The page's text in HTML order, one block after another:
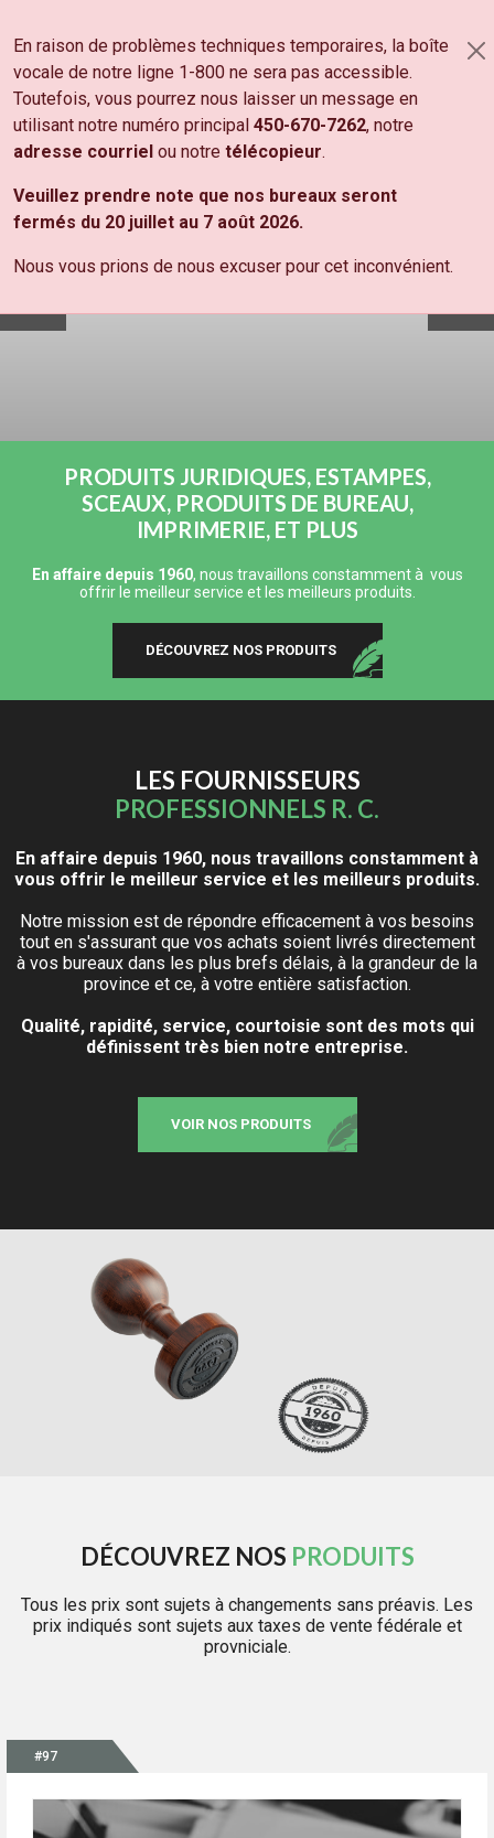
En raison de problèmes techniques temporaires, la boîte
vocale de notre ligne 1-800 ne sera pas accessible.
Toutefois, vous pourrez nous laisser un message en
utilisant notre numéro principal 450-670-7262, notre
adresse courriel ou notre télécopieur.
Veuillez prendre note que nos bureaux seront
fermés du 20 juillet au 7 août 2026.
Nous vous prions de nous excuser pour cet inconvénient.
NOS PRODUITS
PANIER
PRODUITS JURIDIQUES, ESTAMPES,
SCEAUX, PRODUITS DE BUREAU,
IMPRIMERIE, ET PLUS
En affaire depuis 1960, nous travaillons constamment à vous
offrir le meilleur service et les meilleurs produits.
DÉCOUVREZ NOS PRODUITS
LES FOURNISSEURS
PROFESSIONNELS R. C.
En affaire depuis 1960, nous travaillons constamment à
vous offrir le meilleur service et les meilleurs produits.
Notre mission est de répondre efficacement à vos besoins
tout en s'assurant que vos achats soient livrés directement
à vos bureaux dans les plus brefs délais, à la grandeur de la
province et ce, à votre entière satisfaction.
Qualité, rapidité, service, courtoisie sont des mots qui
définissent très bien notre entreprise.
VOIR NOS PRODUITS
DÉCOUVREZ NOS PRODUITS
Tous les prix sont sujets à changements sans préavis. Les
prix indiqués sont sujets aux taxes de vente fédérale et
provniciale.
#97